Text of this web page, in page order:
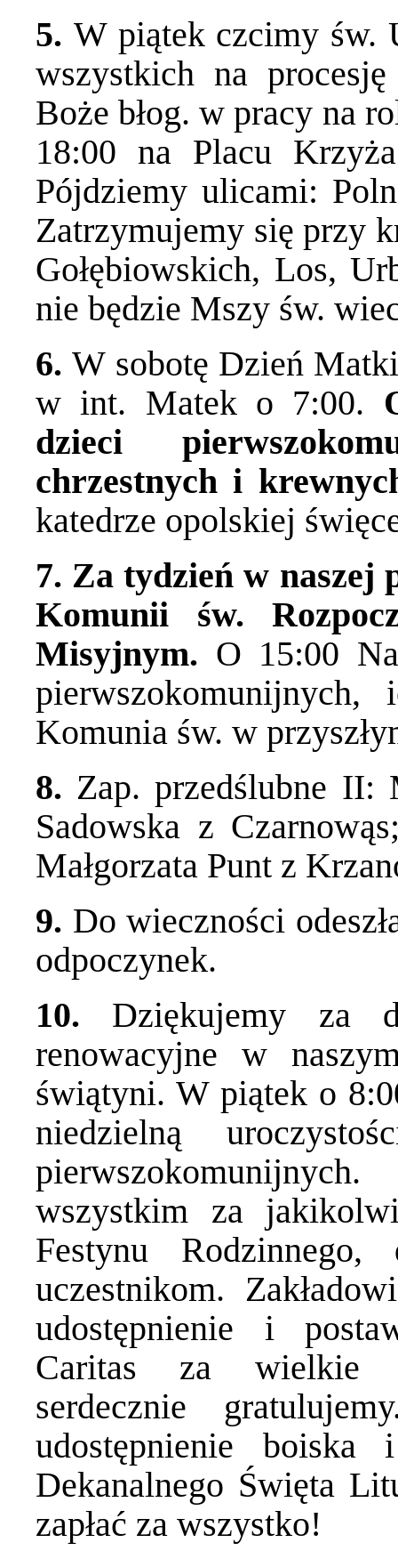
5. W piątek czcimy św.
wszystkich na
Boże błog. w pracy na
18:00 na Placu
Pójdziemy ulicami:
Zatrzymujemy się przy
Gołębiowskich, Los,
nie będzie Mszy św.
6.W sobotę Dzień
w int. Matek o 7:00.
dzieci
chrzestnych i
katedrze opolskiej
7. Za tydzień w naszej
Komunii św.
Misyjnym. O 15:00
Komunia św. w
8. Zap. przedślubne
Sadowska z
Małgorzata Punt z
9. Do wieczności
odpoczynek.
10. Dziękujemy za
renowacyjne w
świątyni. W piątek o
niedzielną
wszystkim za
Festynu
uczestnikom.
udostępnienie i
Caritas za wielkie
serdecznie
udostępnienie
Dekanalnego Święta
zapłać za wszystko!